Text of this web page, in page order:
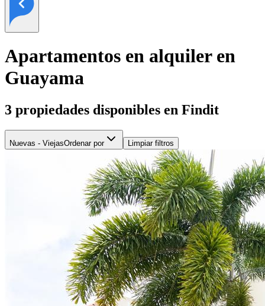
Apartamentos en alquiler en
Guayama
3 propiedades disponibles en Findit
Nuevas - ViejasOrdenar por Limpiar filtros